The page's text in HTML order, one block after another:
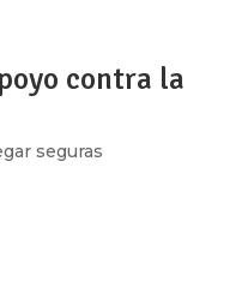
contra la
seguras